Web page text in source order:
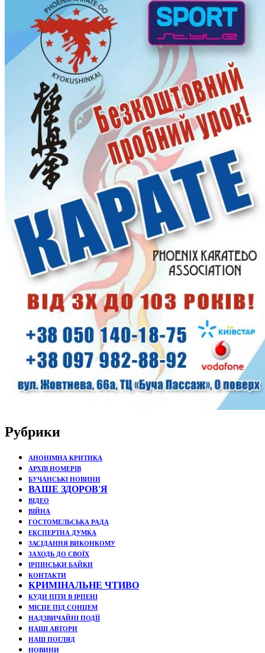
Рубрики
АНОНІМНА КРИТИКА
АРХІВ НОМЕРІВ
БУЧАНСЬКІ НОВИНИ
ВАШЕ ЗДОРОВ'Я
ВІДЕО
ВІЙНА
ГОСТОМЕЛЬСЬКА РАДА
ЕКСПЕРТНА ДУМКА
ЗАСІДАННЯ ВИКОНКОМУ
ЗАХОДЬ ДО СВОЇХ
ІРПІНСЬКИ БАЙКИ
КОНТАКТИ
КРИМІНАЛЬНЕ ЧТИВО
КУДИ ПІТИ В ІРПЕНІ
МІСЦЕ ПІД СОНЦЕМ
НАДЗВИЧАЙНІ ПОДЇЇ
НАШІ АВТОРИ
НАШ ПОГЛЯД
НОВИНИ